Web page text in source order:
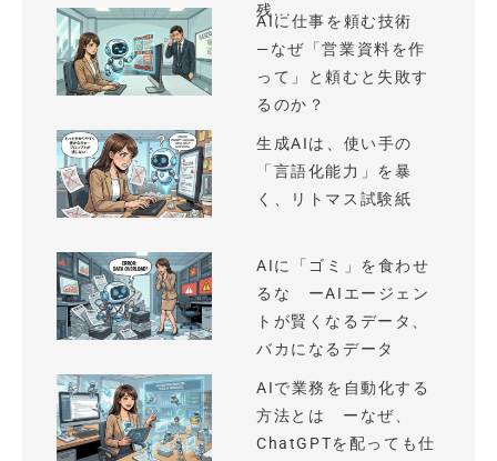
残...
AIに仕事を頼む技術
—なぜ「営業資料を作
って」と頼むと失敗す
るのか？
生成AIは、使い手の
「言語化能力」を暴
く、リトマス試験紙
AIに「ゴミ」を食わせ
るな ーAIエージェン
トが賢くなるデータ、
バカになるデータ
AIで業務を自動化する
方法とは ーなぜ、
ChatGPTを配っても仕